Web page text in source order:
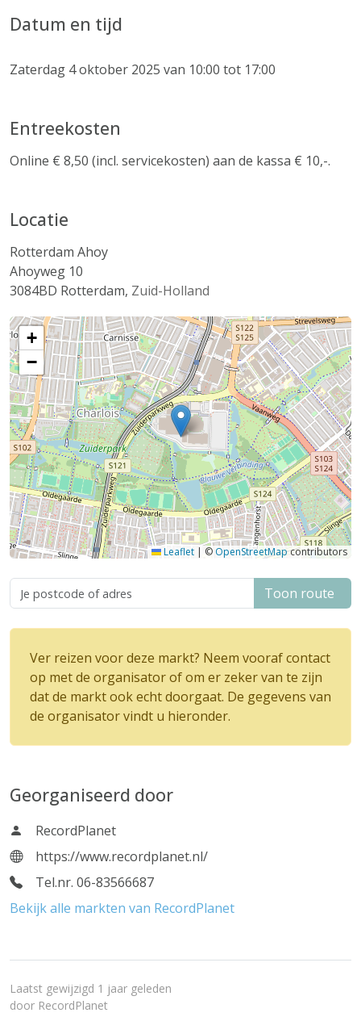
Datum en tijd
Zaterdag 4 oktober 2025 van 10:00 tot 17:00
Entreekosten
Online € 8,50 (incl. servicekosten) aan de kassa € 10,-.
Locatie
Rotterdam Ahoy
Ahoyweg 10
3084BD Rotterdam, Zuid-Holland
+
−
Leaflet | © OpenStreetMapcontributors
Toon route
Ver reizen voor deze markt? Neem vooraf contact
op met de organisator of om er zeker van te zijn
dat de markt ook echt doorgaat. De gegevens van
de organisator vindt u hieronder.
Georganiseerd door
RecordPlanet
https://www.recordplanet.nl/
Tel.nr. 06-83566687
Bekijk alle markten van RecordPlanet
Laatst gewijzigd 1 jaar geleden
door RecordPlanet